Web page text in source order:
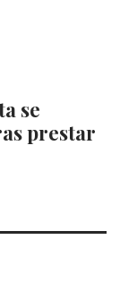
se
prestar